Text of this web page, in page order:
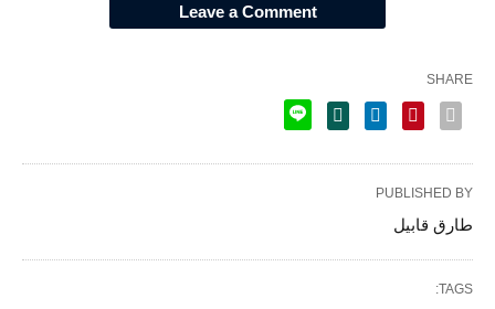
Leave a Comment
SHARE
PUBLISHED BY
طارق قابيل
TAGS: